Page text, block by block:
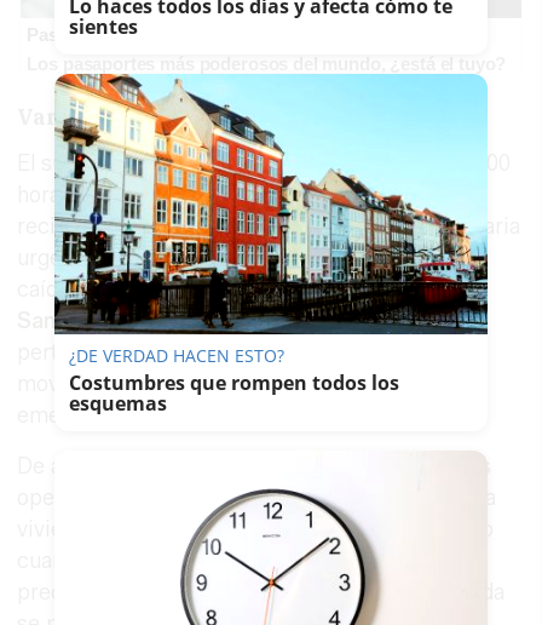
Pasaportes que abren puertas
Varios días en el hospital
El suceso tuvo lugar el viernes en torno a las 11.00
horas, cuando el servicio de emergencias 112
recibió una llamada solicitando asistencia sanitaria
urgente para una mujer que había sufrido una
caída en una viviendasituada en la calle
Santísima Trinidad, en la pedanía de Chite,
perteneciente al municipio de Lecrín. La alerta
movilizó de inmediato a los servicios de
emergencia tras la gravedad del incidente.
De acuerdo con la información facilitada por los
operativos, la mujer se encontraba mostrando la
vivienda en su condición de agente inmobiliario
cuando, por causas que no han trascendido, se
precipitó por el hueco de una buhardilla. La caída
Lo haces todos los días y afecta cómo te
sientes
¿DE VERDAD HACEN ESTO?
Costumbres que rompen todos los
esquemas